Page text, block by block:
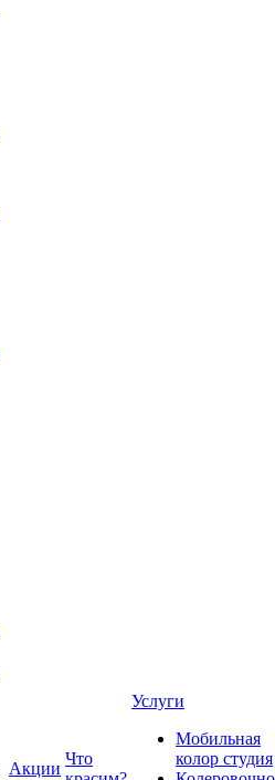
Акции
Что
Услуги
Мобильная
колор студия